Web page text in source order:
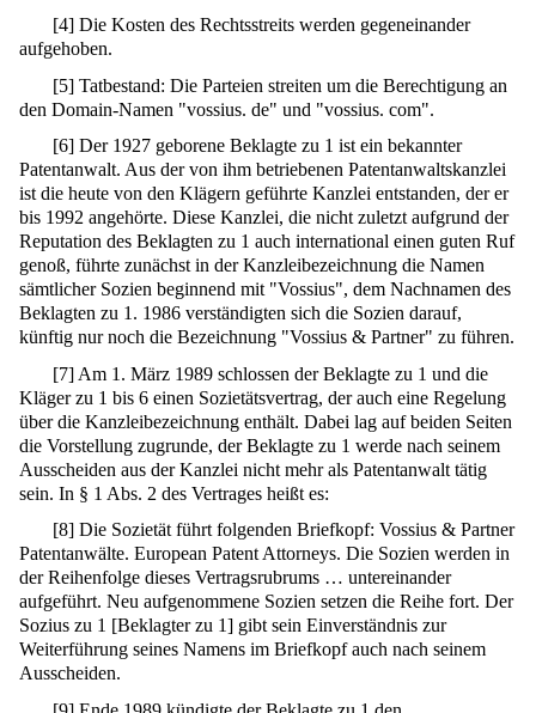
[4] Die Kosten des Rechtsstreits werden gegeneinander
aufgehoben.
[5] Tatbestand: Die Parteien streiten um die Berechtigung an
den Domain-Namen "vossius. de" und "vossius. com".
[6] Der 1927 geborene Beklagte zu 1 ist ein bekannter
Patentanwalt. Aus der von ihm betriebenen Patentanwaltskanzlei
ist die heute von den Klägern geführte Kanzlei entstanden, der er
bis 1992 angehörte. Diese Kanzlei, die nicht zuletzt aufgrund der
Reputation des Beklagten zu 1 auch international einen guten Ruf
genoß, führte zunächst in der Kanzleibezeichnung die Namen
sämtlicher Sozien beginnend mit "Vossius", dem Nachnamen des
Beklagten zu 1. 1986 verständigten sich die Sozien darauf,
künftig nur noch die Bezeichnung "Vossius & Partner" zu führen.
[7] Am 1. März 1989 schlossen der Beklagte zu 1 und die
Kläger zu 1 bis 6 einen Sozietätsvertrag, der auch eine Regelung
über die Kanzleibezeichnung enthält. Dabei lag auf beiden Seiten
die Vorstellung zugrunde, der Beklagte zu 1 werde nach seinem
Ausscheiden aus der Kanzlei nicht mehr als Patentanwalt tätig
sein. In § 1 Abs. 2 des Vertrages heißt es:
[8] Die Sozietät führt folgenden Briefkopf: Vossius & Partner
Patentanwälte. European Patent Attorneys. Die Sozien werden in
der Reihenfolge dieses Vertragsrubrums … untereinander
aufgeführt. Neu aufgenommene Sozien setzen die Reihe fort. Der
Sozius zu 1 [Beklagter zu 1] gibt sein Einverständnis zur
Weiterführung seines Namens im Briefkopf auch nach seinem
Ausscheiden.